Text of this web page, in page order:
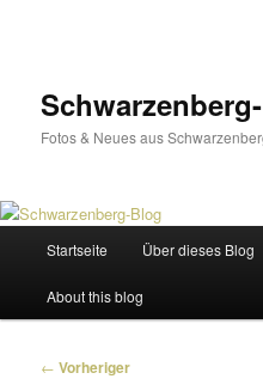
Fotos & Neues aus
Startseite Über dieses Blog
About this blog
Beitragsnavigation
← Vorheriger